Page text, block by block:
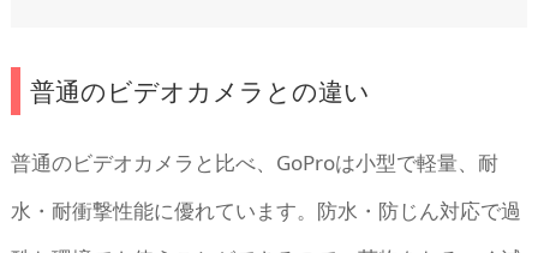
普通のビデオカメラとの違い
普通のビデオカメラと比べ、GoProは小型で軽量、耐
水・耐衝撃性能に優れています。防水・防じん対応で過